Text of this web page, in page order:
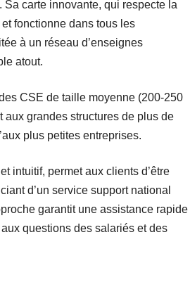
Sa carte innovante, qui respecte la
fonctionne dans tous les
à un réseau d’enseignes
atout.
CSE de taille moyenne (200-250
aux grandes structures de plus de
plus petites entreprises.
intuitif, permet aux clients d’être
d’un service support national
garantit une assistance rapide
questions des salariés et des